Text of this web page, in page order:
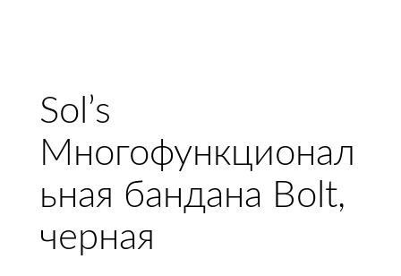
Sol’s
Многофункционал
ьная бандана Bolt,
черная